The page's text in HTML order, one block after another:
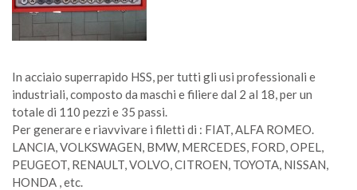
In acciaio superrapido HSS, per tutti gli usi professionali e
industriali, composto da maschi e filiere dal 2 al 18, per un
totale di 110 pezzi e 35 passi.
Per generare e riavvivare i filetti di : FIAT, ALFA ROMEO.
LANCIA, VOLKSWAGEN, BMW, MERCEDES, FORD, OPEL,
PEUGEOT, RENAULT, VOLVO, CITROEN, TOYOTA, NISSAN,
HONDA , etc.